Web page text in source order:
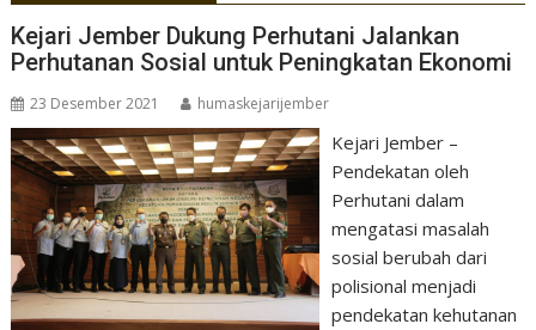
Kejari Jember Dukung Perhutani Jalankan
Perhutanan Sosial untuk Peningkatan Ekonomi
23 Desember 2021 humaskejarijember
Kejari Jember –
Pendekatan oleh
Perhutani dalam
mengatasi masalah
sosial berubah dari
polisional menjadi
pendekatan kehutanan